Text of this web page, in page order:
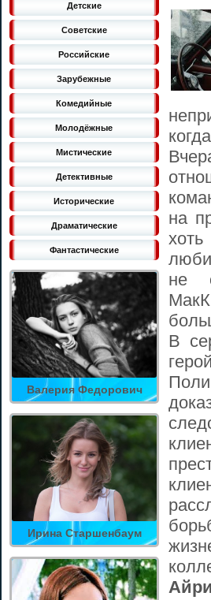
Детские
Советские
Российские
Зарубежные
Комедийные
Молодёжные
Мистические
Детективные
Исторические
Драматические
Фантастические
Валерия Федорович
Ирина Старшенбаум
на
не
В